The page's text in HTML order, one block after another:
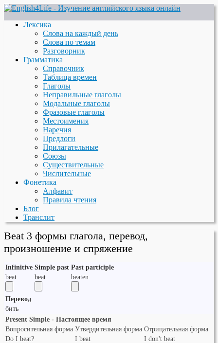
Лексика
Слова на каждый день
Слова по темам
Разговорник
Грамматика
Справочник
Таблица времен
Глаголы
Неправильные глаголы
Модальные глаголы
Фразовые глаголы
Местоимения
Наречия
Предлоги
Прилагательные
Союзы
Существительные
Числительные
Фонетика
Алфавит
Правила чтения
Блог
Транслит
Beat 3 формы глагола, перевод,
произношение и спряжение
Infinitive Simple past Past participle
beat
beat beaten
Перевод
бить
Present Simple - Настоящее время
Вопросительная форма Утвердительная форма Отрицательная форма
Do I beat?
I beat
I don't beat